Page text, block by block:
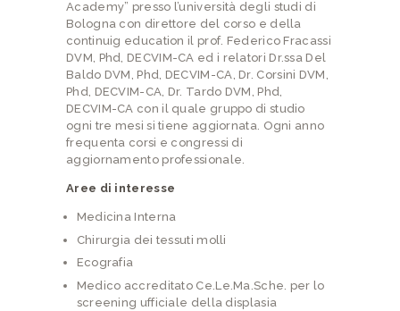
Academy” presso l’università degli studi di
Bologna con direttore del corso e della
continuig education il prof. Federico Fracassi
DVM, Phd, DECVIM-CA ed i relatori Dr.ssa Del
Baldo DVM, Phd, DECVIM-CA, Dr. Corsini DVM,
Phd, DECVIM-CA, Dr. Tardo DVM, Phd,
DECVIM-CA con il quale gruppo di studio
ogni tre mesi si tiene aggiornata. Ogni anno
frequenta corsi e congressi di
aggiornamento professionale.
Aree di interesse
Medicina Interna
Chirurgia dei tessuti molli
Ecografia
Medico accreditato Ce.Le.Ma.Sche. per lo
screening ufficiale della displasia